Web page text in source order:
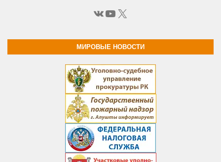
ВКонтакте
YouTube
X
МИРОВЫЕ НОВОСТИ